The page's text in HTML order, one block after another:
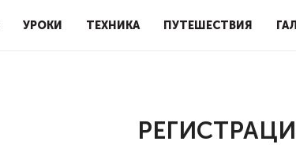
УРОКИ ТЕХНИКА ПУТЕШЕСТВИЯ